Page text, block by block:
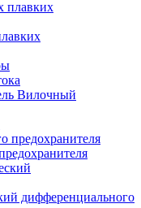
Вилочный
дифференциального